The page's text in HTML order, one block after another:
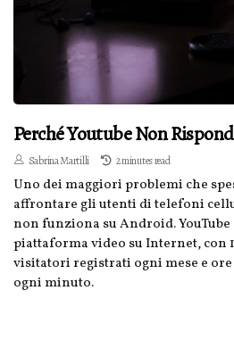
Perché Youtube Non
Sabrina Martilli 2 minutes read
Uno dei maggiori problemi che
affrontare gli utenti di telefoni
non funziona su Android. YouTube
piattaforma video su Internet, con
visitatori registrati ogni mese e
ogni minuto.